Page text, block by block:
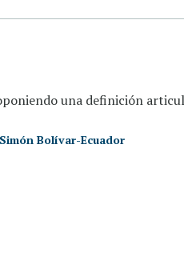
una definición
Bolívar-Ecuador